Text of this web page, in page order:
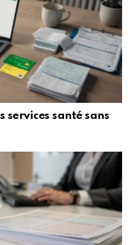
services santé sans